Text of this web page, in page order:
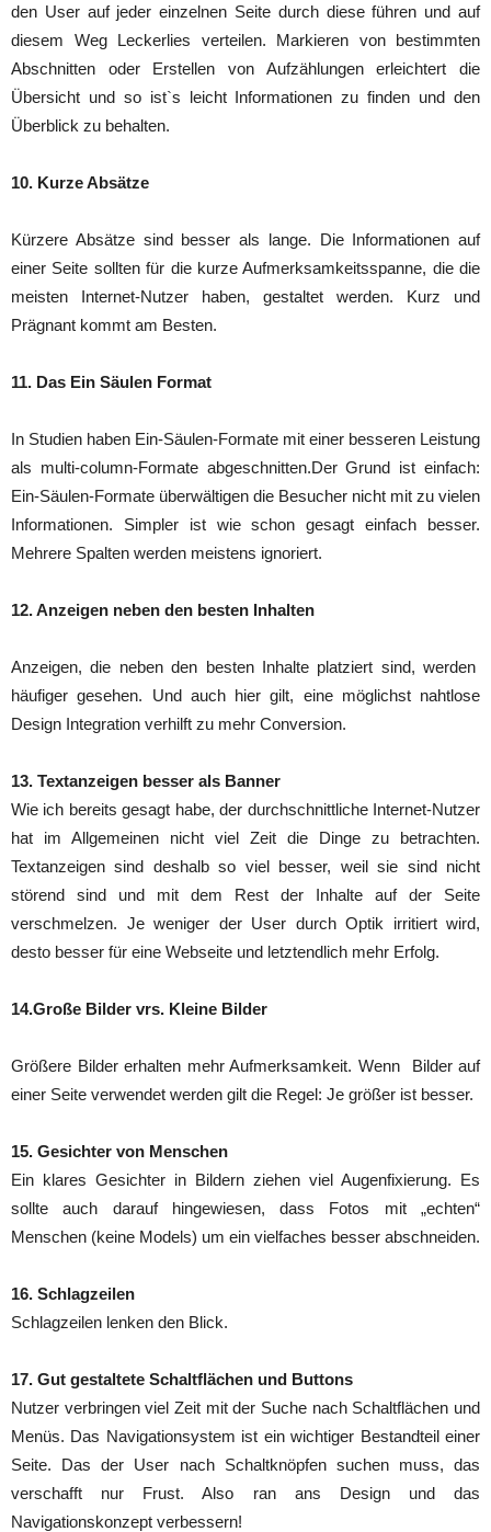
den User auf jeder einzelnen Seite durch diese führen und auf
diesem Weg Leckerlies verteilen. Markieren von bestimmten
Abschnitten oder Erstellen von Aufzählungen erleichtert die
Übersicht und so ist`s leicht Informationen zu finden und den
Überblick zu behalten.
10. Kurze Absätze
Kürzere Absätze sind besser als lange. Die Informationen auf
einer Seite sollten für die kurze Aufmerksamkeitsspanne, die die
meisten Internet-Nutzer haben, gestaltet werden. Kurz und
Prägnant kommt am Besten.
11. Das Ein Säulen Format
In Studien haben Ein-Säulen-Formate mit einer besseren Leistung
als multi-column-Formate abgeschnitten.Der Grund ist einfach:
Ein-Säulen-Formate überwältigen die Besucher nicht mit zu vielen
Informationen. Simpler ist wie schon gesagt einfach besser.
Mehrere Spalten werden meistens ignoriert.
12. Anzeigen neben den besten Inhalten
Anzeigen, die neben den besten Inhalte platziert sind, werden
häufiger gesehen. Und auch hier gilt, eine möglichst nahtlose
Design Integration verhilft zu mehr Conversion.
13. Textanzeigen besser als Banner
Wie ich bereits gesagt habe, der durchschnittliche Internet-Nutzer
hat im Allgemeinen nicht viel Zeit die Dinge zu betrachten.
Textanzeigen sind deshalb so viel besser, weil sie sind nicht
störend sind und mit dem Rest der Inhalte auf der Seite
verschmelzen. Je weniger der User durch Optik irritiert wird,
desto besser für eine Webseite und letztendlich mehr Erfolg.
14.Große Bilder vrs. Kleine Bilder
Größere Bilder erhalten mehr Aufmerksamkeit. Wenn Bilder auf
einer Seite verwendet werden gilt die Regel: Je größer ist besser.
15. Gesichter von Menschen
Ein klares Gesichter in Bildern ziehen viel Augenfixierung. Es
sollte auch darauf hingewiesen, dass Fotos mit „echten“
Menschen (keine Models) um ein vielfaches besser abschneiden.
16. Schlagzeilen
Schlagzeilen lenken den Blick.
17. Gut gestaltete Schaltflächen und Buttons
Nutzer verbringen viel Zeit mit der Suche nach Schaltflächen und
Menüs. Das Navigationsystem ist ein wichtiger Bestandteil einer
Seite. Das der User nach Schaltknöpfen suchen muss, das
verschafft nur Frust. Also ran ans Design und das
Navigationskonzept verbessern!